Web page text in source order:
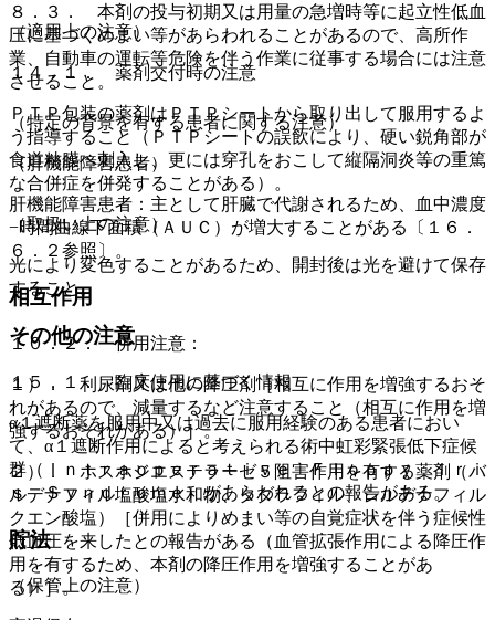
（適用上の注意）
１４．１． 薬剤交付時の注意
ＰＴＰ包装の薬剤はＰＴＰシートから取り出して服用するよ
う指導すること（ＰＴＰシートの誤飲により、硬い鋭角部が
食道粘膜へ刺入し、更には穿孔をおこして縦隔洞炎等の重篤
な合併症を併発することがある）。
（取扱い上の注意）
光により変色することがあるため、開封後は光を避けて保存
すること。
その他の注意
１５．１． 臨床使用に基づく情報
α１遮断薬を服用中又は過去に服用経験のある患者におい
て、α１遮断作用によると考えられる術中虹彩緊張低下症候
群（Ｉｎｔｒａｏｐｅｒａｔｉｖｅ Ｆｌｏｐｐｙ Ｉｒｉ
ｓ Ｓｙｎｄｒｏｍｅ）があらわれるとの報告がある。
貯法
（保管上の注意）
８．３． 本剤の投与初期又は用量の急増時等に起立性低血
圧に基づくめまい等があらわれることがあるので、高所作
業、自動車の運転等危険を伴う作業に従事する場合には注意
させること。
（特定の背景を有する患者に関する注意）
（肝機能障害患者）
肝機能障害患者：主として肝臓で代謝されるため、血中濃度
−時間曲線下面積（ＡＵＣ）が増大することがある〔１６．
６．２参照〕。
相互作用
１０．２． 併用注意：
１）． 利尿剤又は他の降圧剤［相互に作用を増強するおそ
れがあるので、減量するなど注意すること（相互に作用を増
強するおそれがある）］。
２）． ホスホジエステラーゼ５阻害作用を有する薬剤（バ
ルデナフィル塩酸塩水和物、タダラフィル、シルデナフィル
クエン酸塩）［併用によりめまい等の自覚症状を伴う症候性
低血圧を来したとの報告がある（血管拡張作用による降圧作
用を有するため、本剤の降圧作用を増強することがあ
る）］。